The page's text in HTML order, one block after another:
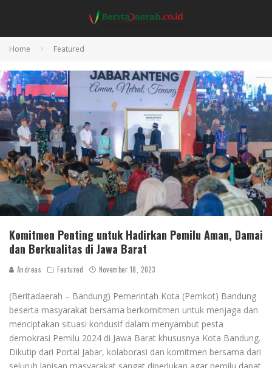
Home Featured
Komitmen Penting untuk Hadirkan Pemilu Aman, Damai
dan Berkualitas di Jawa Barat
Andreas Featured November 18, 2023
(Beritadaerah – Bandung) Pemerintah Kota (Pemkot) Bandung
beserta masyarakat bersama berkomitmen untuk menjaga dan
menciptakan situasi kondusif dalam menyambut pesta
demokrasi Pemilu 2024 di Jawa Barat khususnya Kota Bandung.
Dikutip dari Portal Jabar, kolaborasi dan komitmen bersama dari